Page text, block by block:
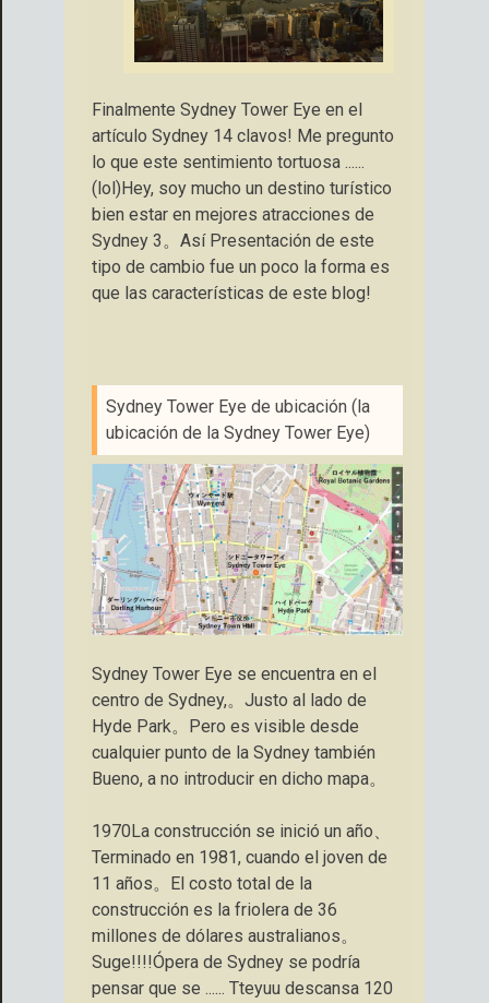
Finalmente Sydney Tower Eye en el
artículo Sydney 14 clavos! Me pregunto
lo que este sentimiento tortuosa ......
(lol)Hey, soy mucho un destino turístico
bien estar en mejores atracciones de
Sydney 3。Así Presentación de este
tipo de cambio fue un poco la forma es
que las características de este blog!
Sydney Tower Eye de ubicación (la
ubicación de la Sydney Tower Eye)
Sydney Tower Eye se encuentra en el
centro de Sydney,。Justo al lado de
Hyde Park。Pero es visible desde
cualquier punto de la Sydney también
Bueno, a no introducir en dicho mapa。
1970La construcción se inició un año、
Terminado en 1981, cuando el joven de
11 años。El costo total de la
construcción es la friolera de 36
millones de dólares australianos。
Suge!!!!Ópera de Sydney se podría
pensar que se ...... Tteyuu descansa 120